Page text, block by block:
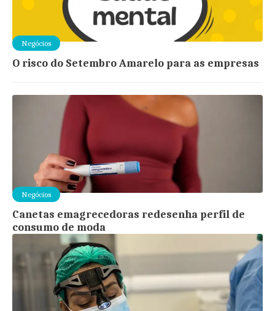
Negócios
O risco do Setembro Amarelo para as empresas
Negócios
Canetas emagrecedoras redesenha perfil de
consumo de moda